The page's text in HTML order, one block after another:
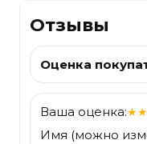
Отзывы
Оценка
Ваша оценка:★★
Имя (можно